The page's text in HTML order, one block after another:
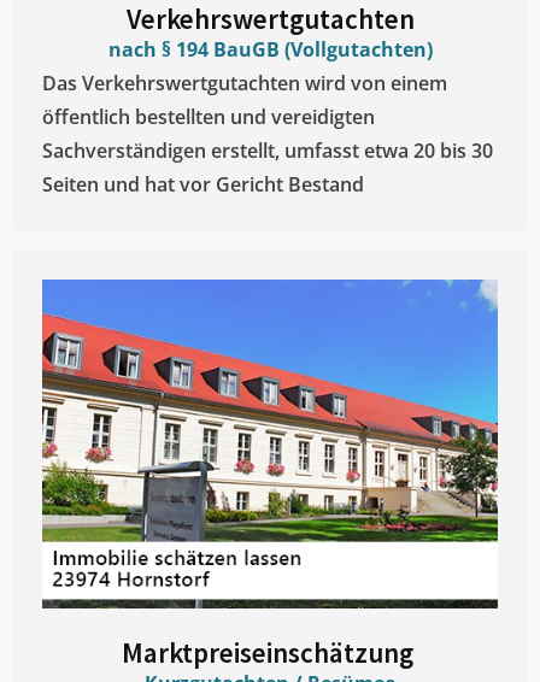
Verkehrswertgutachten
nach § 194 BauGB (Vollgutachten)
Das Verkehrswertgutachten wird von einem
öffentlich bestellten und vereidigten
Sachverständigen erstellt, umfasst etwa 20 bis 30
Seiten und hat vor Gericht Bestand
Marktpreiseinschätzung ​